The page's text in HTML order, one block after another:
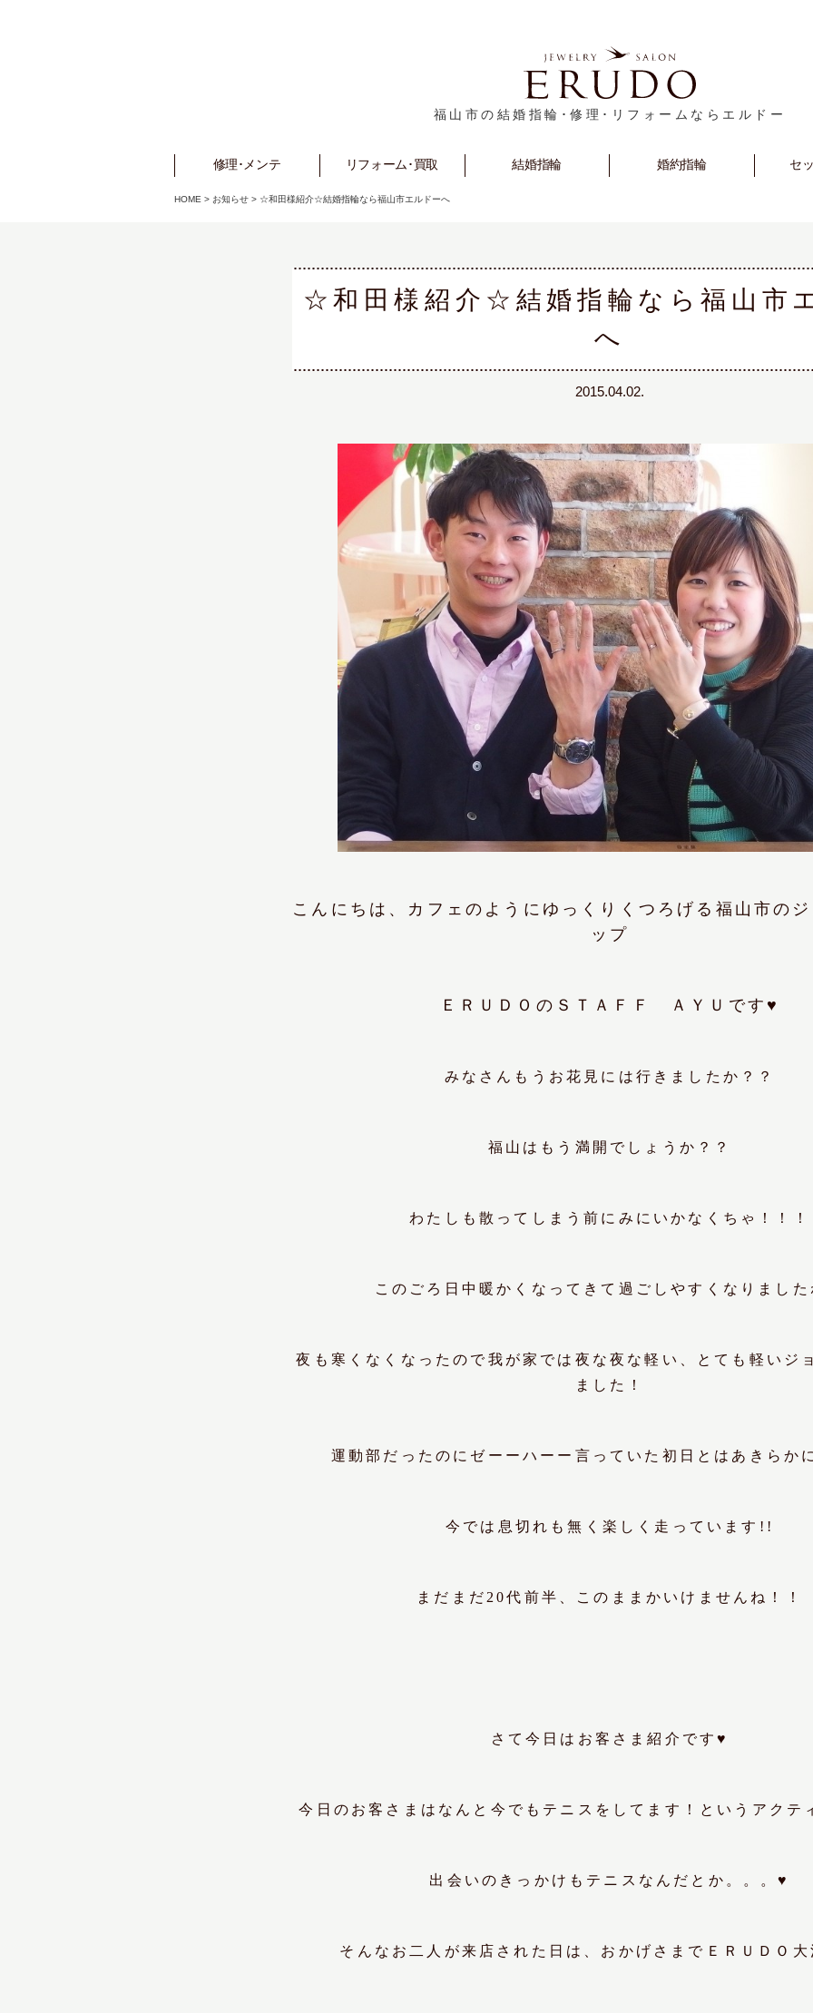
福山市の結婚指輪･修理･リフォームならエルドー
修理･メンテ
Repair リフォーム･買取
Reform 結婚指輪
Marriage 婚約指輪
Engagement セ
HOME > お知らせ > ☆和田様紹介☆結婚指輪なら福山市エルドーへ
☆和田様紹介☆結婚指輪なら福山市
へ
2015.04.02.
こ んにちは、カフェのようにゆっくりくつろげる福山市のジ
ップ
ＥＲＵＤＯのＳＴＡＦＦ ＡＹＵです♥
みなさんもうお花見には行きましたか？？
福山はもう満開でしょうか？？
わたしも散ってしまう前にみにいかなくちゃ！！！
このごろ日中暖かくなってきて過ごしやすくなりました
夜も寒くなくなったので我が家では夜な夜な軽い、とても軽いジ
ました！
運動部だったのにゼーーハーー言っていた初日とはあきらか
今では息切れも無く楽しく走っています!!
まだまだ20代前半、このままかいけませんね！！
さて今日はお客さま紹介です♥
今日のお客さまはなんと今でも テニス をしてます！というアクテ
出会いのきっかけもテニスなんだとか。。。♥
そんなお二人が来店された日は、おかげさまでＥＲＵＤＯ大